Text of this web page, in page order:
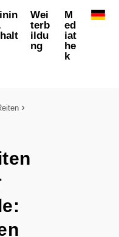
Wei
terb
ildu
ng
M
ed
iat
he
k